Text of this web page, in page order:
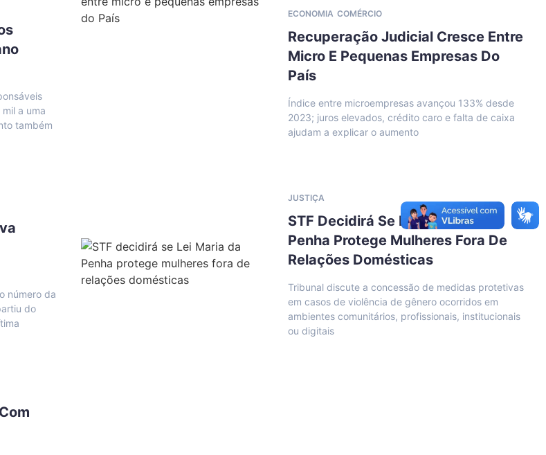
a uma
também
ECONOMIA COMÉRCIO
Recuperação Judicial Cresce Entre
Micro E Pequenas Empresas Do
País
Índice entre microempresas avançou 133% desde
2023; juros elevados, crédito caro e falta de caixa
ajudam a explicar o aumento
número da
do
JUSTIÇA
STF Decidirá Se Lei Maria Da
Penha Protege Mulheres Fora De
Relações Domésticas
Tribunal discute a concessão de medidas protetivas
em casos de violência de gênero ocorridos em
ambientes comunitários, profissionais, institucionais
ou digitais